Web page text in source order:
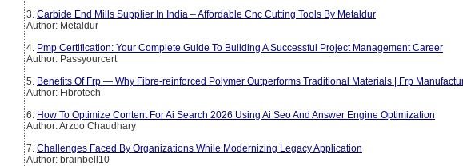
3. Carbide End Mills Supplier In India – Affordable Cnc Cutting Tools By Metaldur
Author: Metaldur
4. Pmp Certification: Your Complete Guide To Building A Successful Project Management Career
Author: Passyourcert
5. Benefits Of Frp — Why Fibre-reinforced Polymer Outperforms Traditional Materials | Frp
Author: Fibrotech
6. How To Optimize Content For Ai Search 2026 Using Ai Seo And Answer Engine Optimization
Author: Arzoo Chaudhary
7. Challenges Faced By Organizations While Modernizing Legacy Application
Author: brainbell10